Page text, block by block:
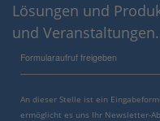
Lösungen und
und
Formularaufruf freigeben
An dieser Stelle ist ein
ermöglicht es uns Ihr Newsletter-